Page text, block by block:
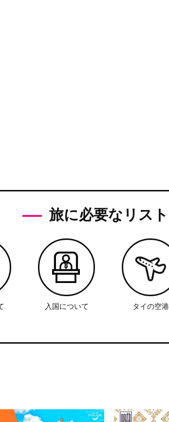
旅に必要なリスト
入国について タイの空港